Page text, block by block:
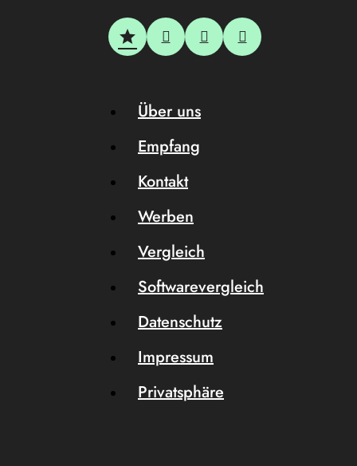
Über uns
Empfang
Kontakt
Werben
Vergleich
Softwarevergleich
Datenschutz
Impressum
Privatsphäre